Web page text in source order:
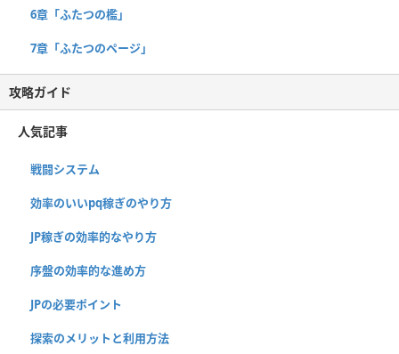
6章「ふたつの檻」
7章「ふたつのページ」
攻略ガイド
人気記事
戦闘システム
効率のいいpq稼ぎのやり方
JP稼ぎの効率的なやり方
序盤の効率的な進め方
JPの必要ポイント
探索のメリットと利用方法